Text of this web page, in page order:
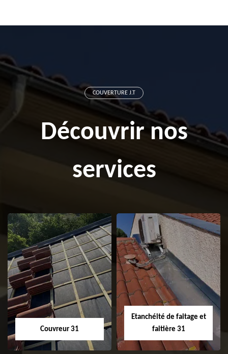
COUVERTURE J.T
Découvrir nos
services
Couvreur 31
Etanchéité de faitage et
faitière 31